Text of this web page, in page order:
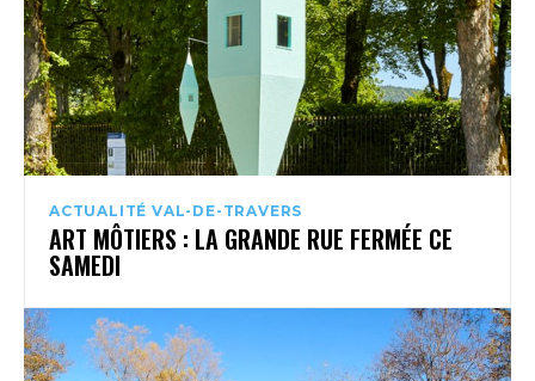
ACTUALITÉ VAL-DE-TRAVERS
ART MÔTIERS : LA GRANDE RUE FERMÉE CE
SAMEDI